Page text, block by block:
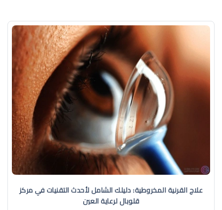
علاج القرنية المخروطية: دليلك الشامل لأحدث التقنيات في مركز
قلوبال لرعاية العين